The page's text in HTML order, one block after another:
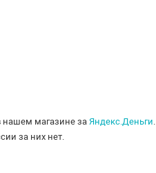
нашем магазине за Яндекс.Деньги.
за них нет.